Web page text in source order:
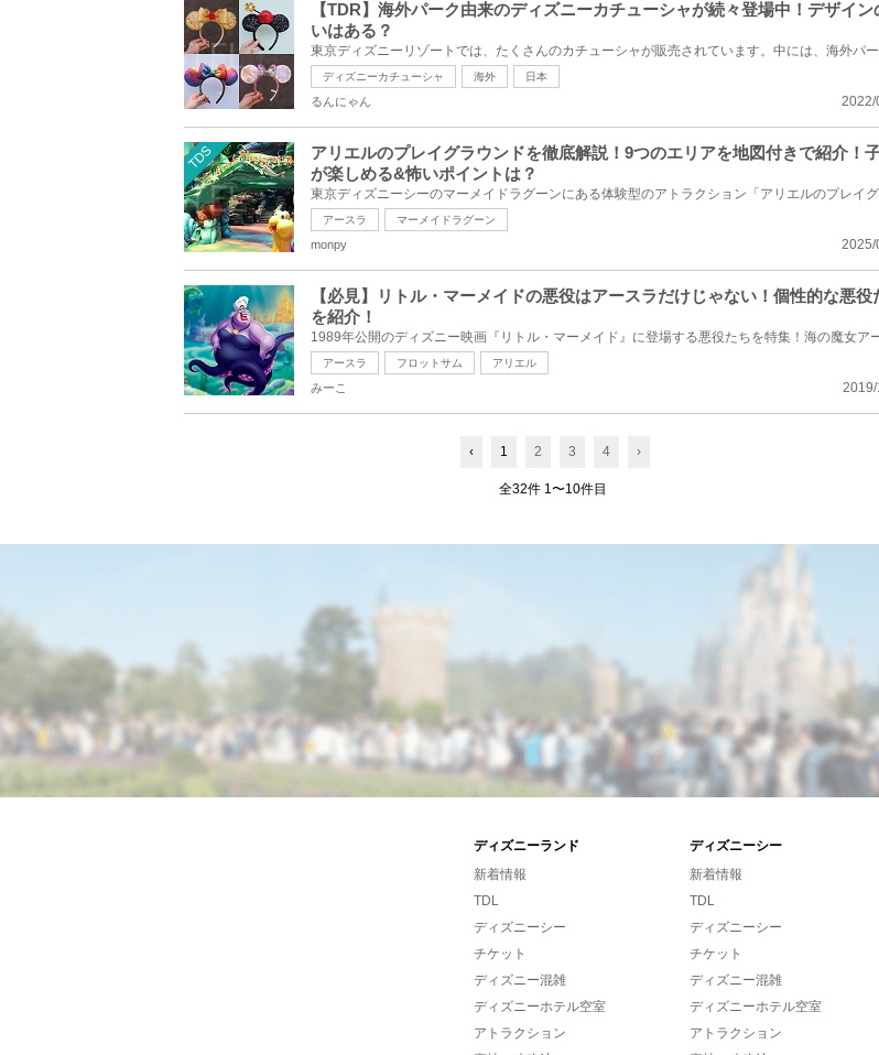
【TDR】海外パーク由来のディズニーカチューシャが続々登場中！デザイン
いはある？
ディズニーカチューシャ 海外 日本
2022/
るんにゃん
TDS
アリエルのプレイグラウンドを徹底解説！9つのエリアを地図付きで紹介！
が楽しめる&怖いポイントは？
アースラ マーメイドラグーン
2025/
monpy
【必見】リトル・マーメイドの悪役はアースラだけじゃない！個性的な悪役
を紹介！
アースラ フロットサム アリエル
2019/
みーこ
‹ 1 2 3 4 ›
全32件 1〜10件目
ディズニーランド ディズニーシー
新着情報
TDL
ディズニーシー
チケット
ディズニー混雑
ディズニーホテル空室
アトラクション
新着情報
TDL
ディズニーシー
チケット
ディズニー混雑
ディズニーホテル空室
アトラクション